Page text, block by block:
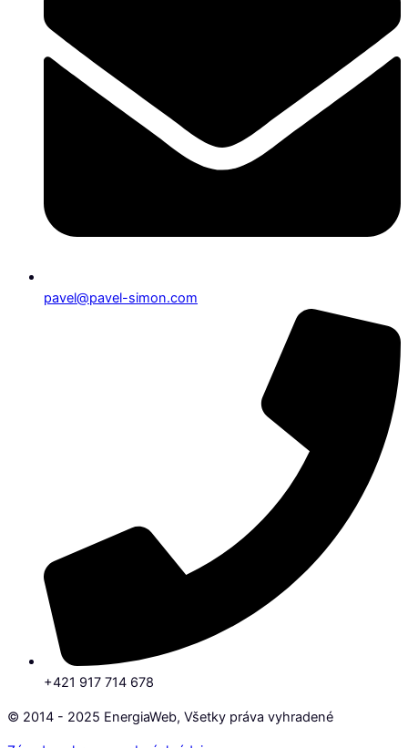
pavel@pavel-simon.com
+421 917 714 678
© 2014 - 2025 EnergiaWeb, Všetky práva vyhradené